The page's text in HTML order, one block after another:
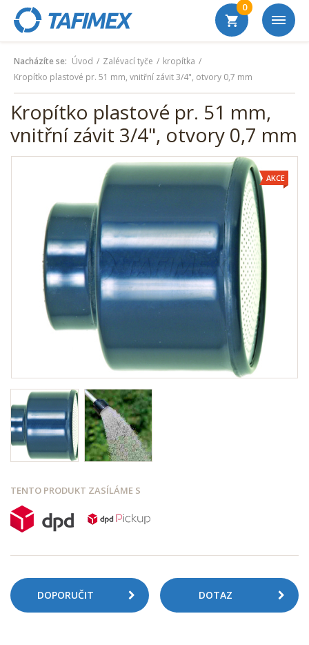
0
Nacházíte se: Úvod Zalévací tyče
kropítka
Kropítko plastové pr. 51 mm, vnitřní závit 3/4", otvory 0,7 mm
Kropítko plastové pr. 51 mm,
vnitřní závit 3/4", otvory 0,7 mm
AKCE
TENTO PRODUKT ZASÍLÁME S
DOPORUČIT DOTAZ